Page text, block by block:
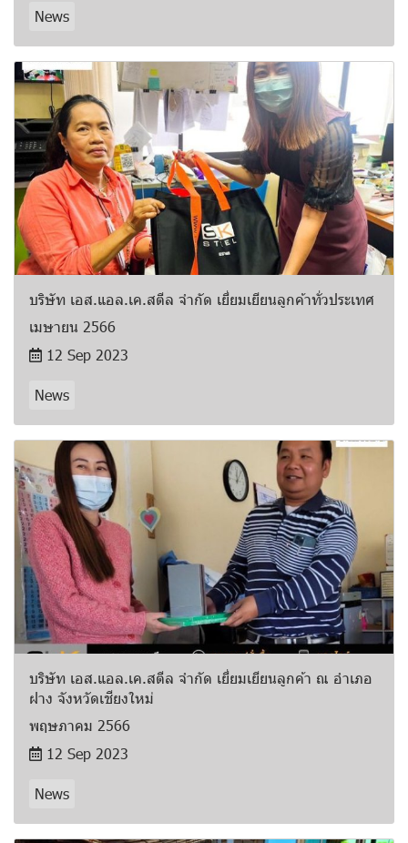
News
บริษัท เอส.แอล.เค.สตีล จำกัด เยี่ยมเยียนลูกค้าทั่วประเทศ
เมษายน 2566
12 Sep 2023
News
บริษัท เอส.แอล.เค.สตีล จำกัด เยี่ยมเยียนลูกค้า ณ อำเภอ
ฝาง จังหวัดเชียงใหม่
พฤษภาคม 2566
12 Sep 2023
News